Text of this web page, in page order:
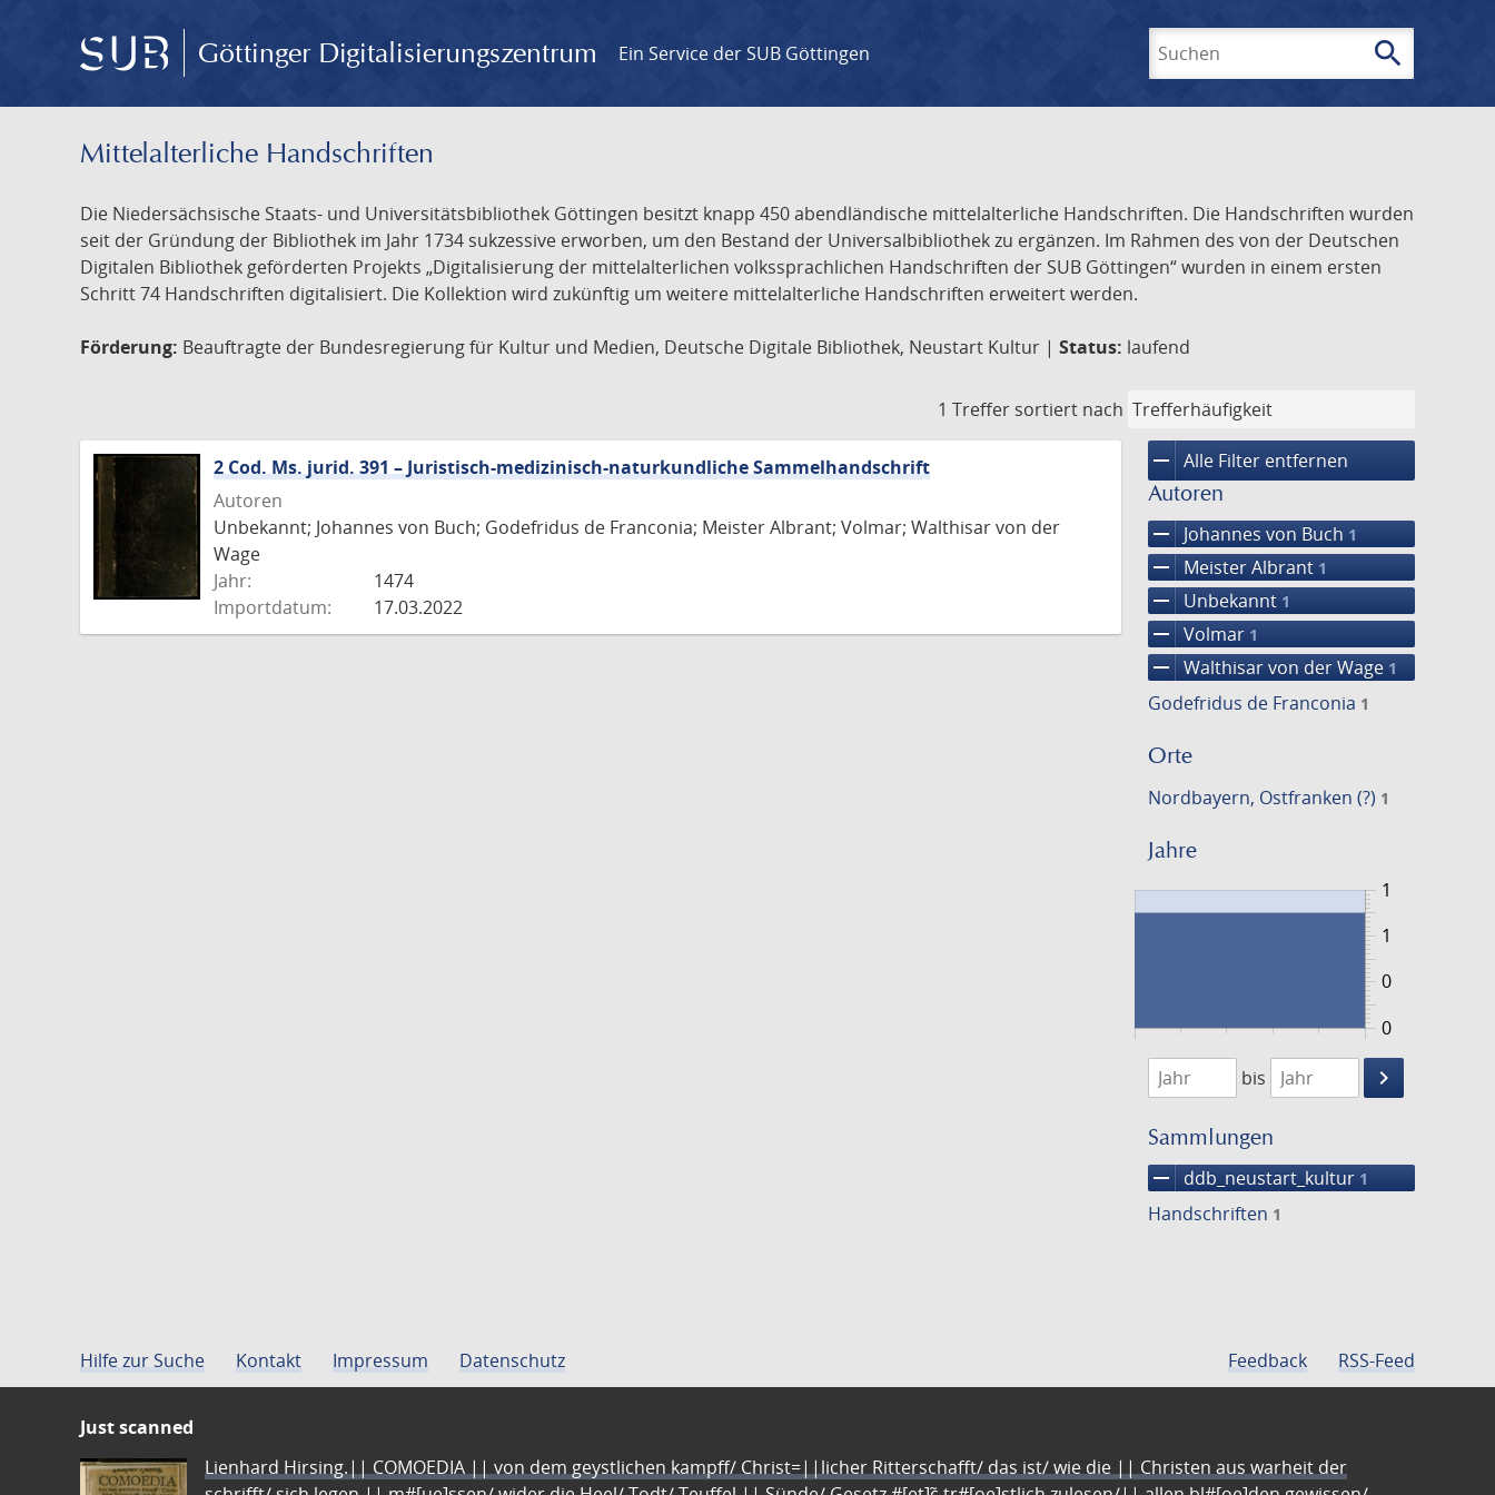
Göttinger Digitalisierungszentrum Ein Service der SUB Göttingen search
Mittelalterliche Handschriften
Die Niedersächsische Staats- und Universitätsbibliothek Göttingen besitzt knapp 450 abendländische mittelalterliche Handschriften. Die Handschriften wurden
seit der Gründung der Bibliothek im Jahr 1734 sukzessive erworben, um den Bestand der Universalbibliothek zu ergänzen. Im Rahmen des von der Deutschen
Digitalen Bibliothek geförderten Projekts „Digitalisierung der mittelalterlichen volkssprachlichen Handschriften der SUB Göttingen“ wurden in einem ersten
Schritt 74 Handschriften digitalisiert. Die Kollektion wird zukünftig um weitere mittelalterliche Handschriften erweitert werden.
Förderung: Beauftragte der Bundesregierung für Kultur und Medien, Deutsche Digitale Bibliothek, Neustart Kultur | Status: laufend
1 Treffer sortiert nach
remove Alle Filter entfernen
Autoren
remove Johannes von Buch 1
remove Meister Albrant 1
remove Unbekannt 1
remove Volmar 1
remove Walthisar von der Wage 1
Godefridus de Franconia 1
Orte
Nordbayern, Ostfranken (?) 1
Jahre
0
1
0
1
1474
1475
bis
keyboard_arrow_right
Suche
Sammlungen
remove ddb_neustart_kultur 1
Handschriften 1
2 Cod. Ms. jurid. 391 – Juristisch-medizinisch-naturkundliche Sammelhandschrift
Autoren
Unbekannt; Johannes von Buch; Godefridus de Franconia; Meister Albrant; Volmar; Walthisar von der
Wage
Jahr:
1474
Importdatum:
17.03.2022
Hilfe zur Suche Kontakt Impressum Datenschutz Feedback RSS-Feed
Just scanned
Lienhard Hirsing.|| COMOEDIA || von dem geystlichen kampff/ Christ=||licher Ritterschafft/ das ist/ wie die || Christen aus warheit der